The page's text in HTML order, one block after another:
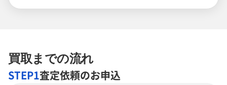
買取までの流れ
STEP1査定依頼のお申込